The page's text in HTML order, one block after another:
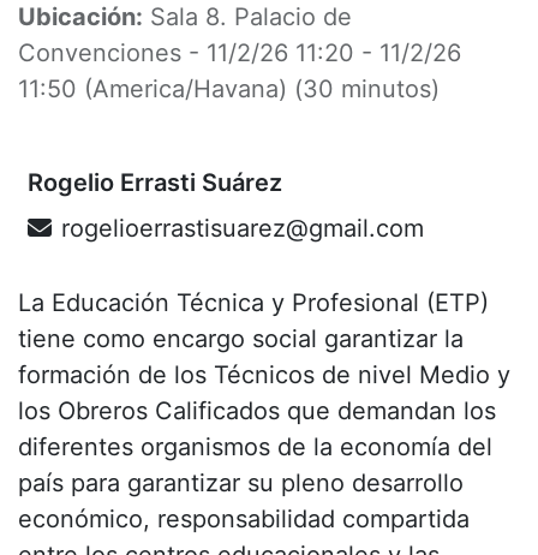
Ubicación: Sala 8. Palacio de
Convenciones - 11/2/26 11:20 - 11/2/26
11:50 (America/Havana) (30 minutos)
Rogelio Errasti Suárez
rogelioerrastisuarez@gmail.com
La Educación Técnica y Profesional (ETP)
tiene como encargo social garantizar la
formación de los Técnicos de nivel Medio y
los Obreros Calificados que demandan los
diferentes organismos de la economía del
país para garantizar su pleno desarrollo
económico, responsabilidad compartida